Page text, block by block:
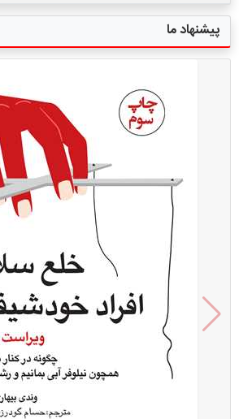
پیشنهاد ما